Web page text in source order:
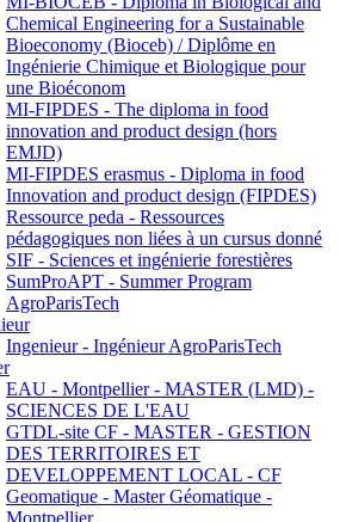
Chemical Engineering for a Sustainable
Bioeconomy (Bioceb) / Diplôme en
Ingénierie Chimique et Biologique pour
une Bioéconom
MI-FIPDES - The diploma in food
innovation and product design (hors
EMJD)
MI-FIPDES erasmus - Diploma in food
Innovation and product design (FIPDES)
Ressource peda - Ressources
pédagogiques non liées à un cursus donné
SIF - Sciences et ingénierie forestières
SumProAPT - Summer Program
AgroParisTech
Ingenieur - Ingénieur AgroParisTech
EAU - Montpellier - MASTER (LMD) -
SCIENCES DE L'EAU
GTDL-site CF - MASTER - GESTION
DES TERRITOIRES ET
DEVELOPPEMENT LOCAL - CF
Geomatique - Master Géomatique -
Montpellier